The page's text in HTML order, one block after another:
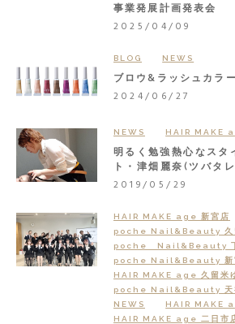
事業発展計画発表会
2025/04/09
BLOG NEWS
ブロウ&ラッシュカラ
2024/06/27
NEWS HAIR MAKE
明るく勉強熱心なスタ
ト・津畑麗奈(ツバタ
ッフ？
2019/05/29
HAIR MAKE age 新宮店
poche Nail&Beauty 久
poche Nail&Beauty 下
poche Nail&Beauty 新
HAIR MAKE age 久留米
poche Nail&Beauty 天
NEWS
HAIR MAKE
HAIR MAKE age 二日市